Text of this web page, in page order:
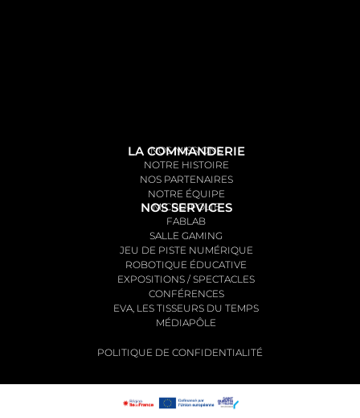
LA COMMANDERIE
NOS MISSIONS
NOTRE HISTOIRE
NOS PARTENAIRES
NOTRE ÉQUIPE
NOS SERVICES
MICRO-FOLIE
FABLAB
SALLE GAMING
JEU DE PISTE NUMÉRIQUE
ROBOTIQUE ÉDUCATIVE
EXPOSITIONS / SPECTACLES
CONFÉRENCES
EVA, LES TISSEURS DU TEMPS
MÉDIAPÔLE
POLITIQUE DE CONFIDENTIALITÉ